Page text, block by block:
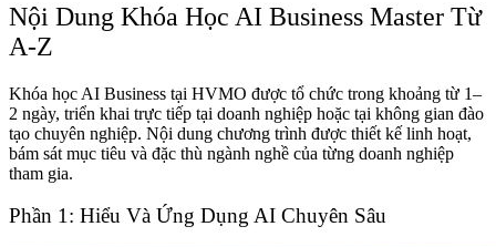
Nội Dung Khóa Học AI Business Master Từ
A-Z
Khóa học AI Business tại HVMO được tổ chức trong khoảng từ 1–
2 ngày, triển khai trực tiếp tại doanh nghiệp hoặc tại không gian đào
tạo chuyên nghiệp. Nội dung chương trình được thiết kế linh hoạt,
bám sát mục tiêu và đặc thù ngành nghề của từng doanh nghiệp
tham gia.
Phần 1: Hiểu Và Ứng Dụng AI Chuyên Sâu